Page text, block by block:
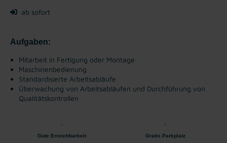
ab sofort
Aufgaben:
Mitarbeit in Fertigung oder Montage
Maschinenbedienung
Standardisierte Arbeitsabläufe
Überwachung von Arbeitsabläufen und Durchführung von
Qualitätskontrollen
Gute Erreichbarkeit Gratis Parkplatz